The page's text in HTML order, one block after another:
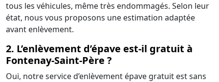
tous les véhicules, même très endommagés. Selon leur
état, nous vous proposons une estimation adaptée
avant enlèvement.
2. L’enlèvement d’épave est-il gratuit à
Fontenay-Saint-Père ?
Oui, notre service d’enlèvement épave gratuit est sans